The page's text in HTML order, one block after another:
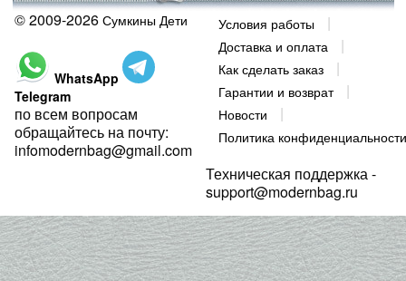
© 2009-2026 Сумкины Дети
WhatsApp
Telegram
по всем вопросам
обращайтесь на почту:
infomodernbag@gmail.com
Условия работы
Доставка и оплата
Как сделать заказ
Гарантии и возврат
Новости
Политика конфиденциальности
Техническая поддержка -
support@modernbag.ru